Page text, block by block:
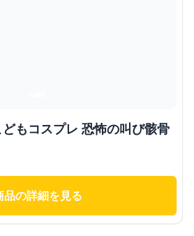
もコスプレ 恐怖の叫び骸骨
品の詳細を見る